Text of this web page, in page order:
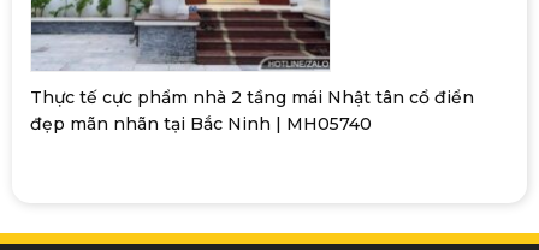
Thực tế cực phẩm nhà 2 tầng mái Nhật tân cổ điển
đẹp mãn nhãn tại Bắc Ninh | MH05740